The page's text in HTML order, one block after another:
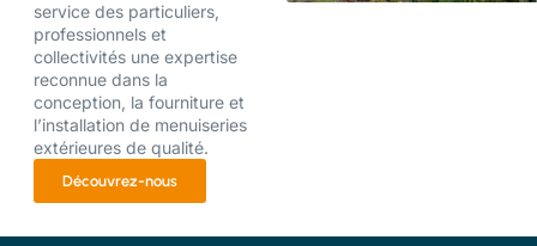
service des particuliers,
professionnels et
collectivités une expertise
reconnue dans la
conception, la fourniture et
l’installation de menuiseries
extérieures de qualité.
Découvrez-nous